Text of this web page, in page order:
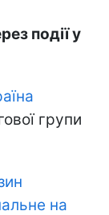
події у
групи
на